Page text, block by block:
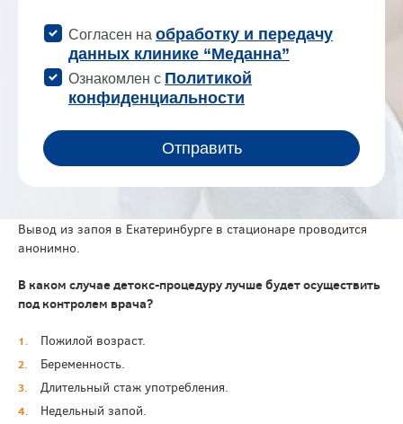
Вывод из запоя в Екатеринбурге в стационаре проводится
анонимно.
В каком случае детокс-процедуру лучше будет осуществить
под контролем врача?
Пожилой возраст.
Беременность.
Длительный стаж употребления.
Недельный запой.